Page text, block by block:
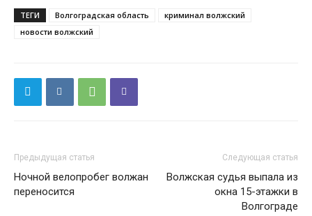
ТЕГИ Волгоградская область
криминал волжский
новости волжский
Предыдущая статья
Ночной велопробег волжан
переносится
Следующая статья
Волжская судья выпала из
окна 15-этажки в
Волгограде